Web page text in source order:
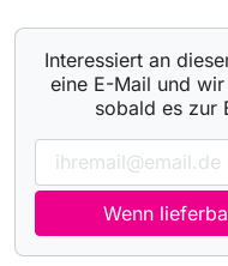
Interessiert an
eine E-Mail und
sobald es zur
Wenn